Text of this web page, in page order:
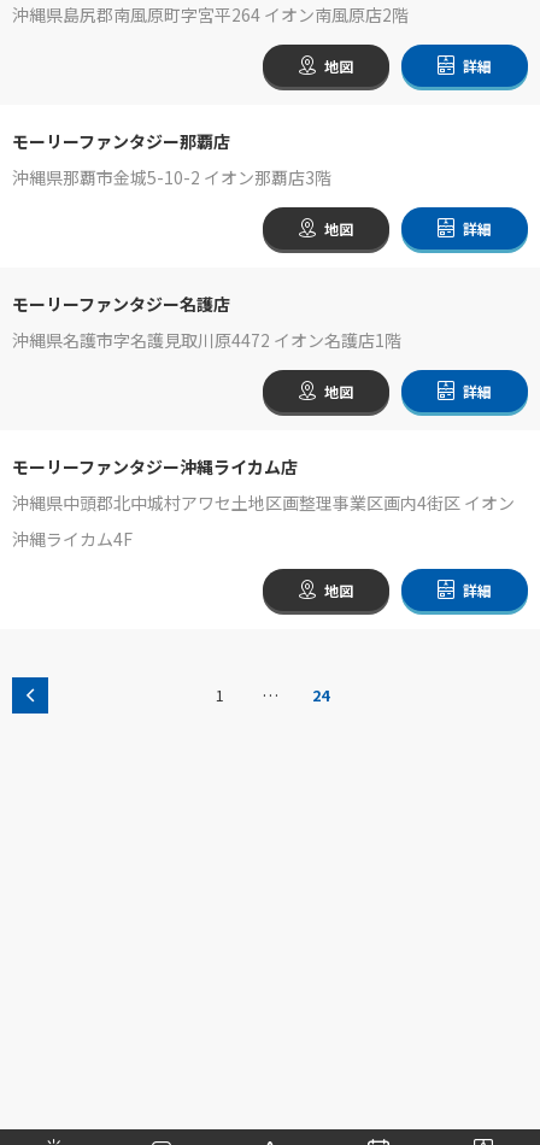
沖縄県島尻郡南風原町字宮平264 イオン南風原店2階
地図 詳細
モーリーファンタジー那覇店
沖縄県那覇市金城5-10-2 イオン那覇店3階
地図 詳細
モーリーファンタジー名護店
沖縄県名護市字名護見取川原4472 イオン名護店1階
地図 詳細
モーリーファンタジー沖縄ライカム店
沖縄県中頭郡北中城村アワセ土地区画整理事業区画内4街区 イオン
沖縄ライカム4F
地図 詳細
1 … 24